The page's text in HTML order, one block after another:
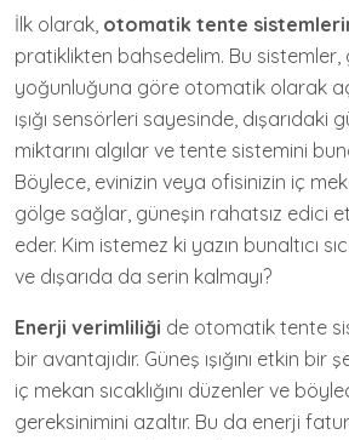
İlk olarak, otomatik tente
pratiklikten bahsedelim. Bu sistemler,
yoğunluğuna göre otomatik olarak
ışığı sensörleri sayesinde, dışarıdaki
miktarını algılar ve tente sistemini
Böylece, evinizin veya ofisinizin iç
gölge sağlar, güneşin rahatsız edici
eder. Kim istemez ki yazın bunaltıcı
ve dışarıda da serin kalmayı?
Enerji verimliliği de otomatik tente
bir avantajıdır. Güneş ışığını etkin
iç mekan sıcaklığını düzenler ve
gereksinimini azaltır. Bu da enerji